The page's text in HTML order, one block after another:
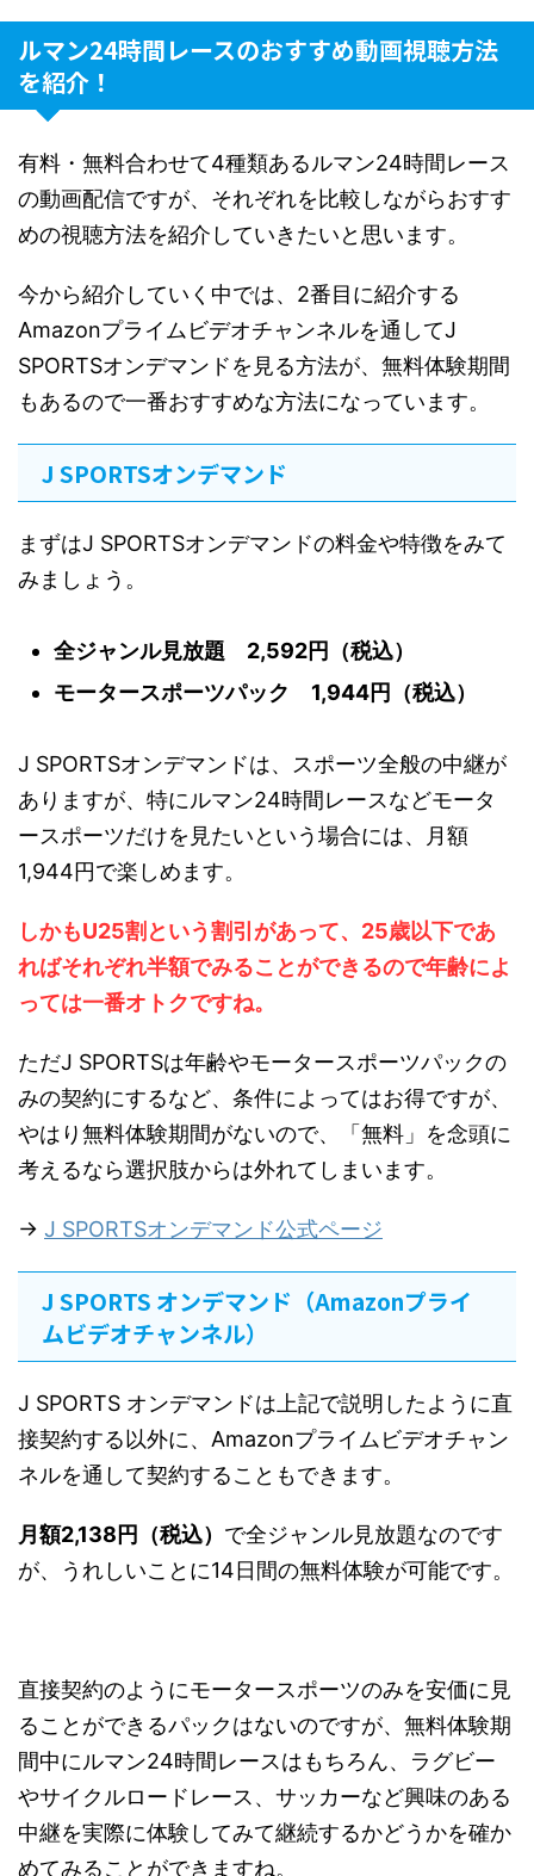
ルマン24時間レースのおすすめ動画視聴方法
を紹介！
有料・無料合わせて4種類あるルマン24時間レース
の動画配信ですが、それぞれを比較しながらおすす
めの視聴方法を紹介していきたいと思います。
今から紹介していく中では、2番目に紹介する
Amazonプライムビデオチャンネルを通してJ
SPORTSオンデマンドを見る方法が、無料体験期間
もあるので一番おすすめな方法になっています。
J SPORTSオンデマンド
まずはJ SPORTSオンデマンドの料金や特徴をみて
みましょう。
全ジャンル見放題 2,592円（税込）
モータースポーツパック 1,944円（税込）
J SPORTSオンデマンドは、スポーツ全般の中継が
ありますが、特にルマン24時間レースなどモータ
ースポーツだけを見たいという場合には、月額
1,944円で楽しめます。
しかもU25割という割引があって、25歳以下であ
ればそれぞれ半額でみることができるので年齢によ
っては一番オトクですね。
ただJ SPORTSは年齢やモータースポーツパックの
みの契約にするなど、条件によってはお得ですが、
やはり無料体験期間がないので、「無料」を念頭に
考えるなら選択肢からは外れてしまいます。
→ J SPORTSオンデマンド公式ページ
J SPORTS オンデマンド（Amazonプライ
ムビデオチャンネル）
J SPORTS オンデマンドは上記で説明したように直
接契約する以外に、Amazonプライムビデオチャン
ネルを通して契約することもできます。
月額2,138円（税込） で全ジャンル見放題なのです
が、うれしいことに14日間の無料体験が可能です。
直接契約のようにモータースポーツのみを安価に見
ることができるパックはないのですが、無料体験期
間中にルマン24時間レースはもちろん、ラグビー
やサイクルロードレース、サッカーなど興味のある
中継を実際に体験してみて継続するかどうかを確か
めてみることができますね。